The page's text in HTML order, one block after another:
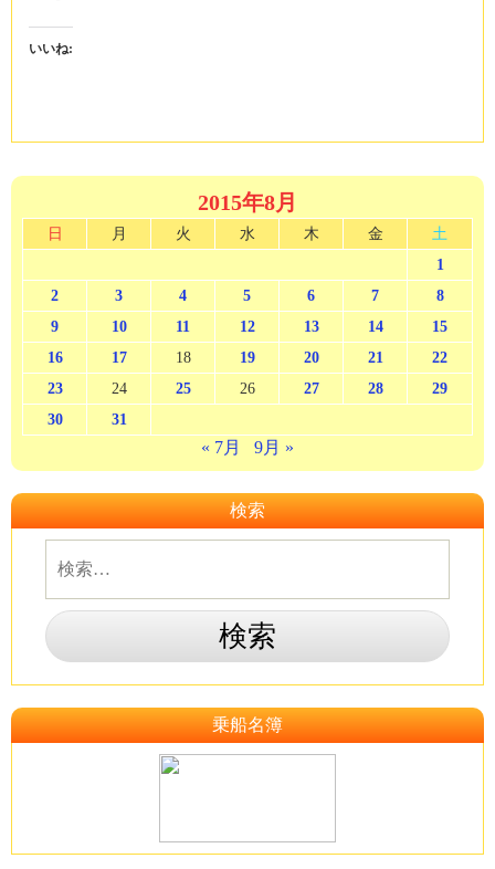
いいね:
2015年8月
日 月 火 水 木 金
土
1
2
3 4 5 6 7
8
9
10 11 12 13 14
15
16
17 18 19 20 21
22
23
24 25 26 27 28
29
30
31
« 7月 9月 »
検索
乗船名簿